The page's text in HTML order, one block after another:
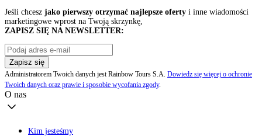
Jeśli chcesz jako pierwszy otrzymać najlepsze oferty i inne wiadomości
marketingowe wprost na Twoją skrzynkę,
ZAPISZ SIĘ NA NEWSLETTER:
Zapisz się
Administratorem Twoich danych jest Rainbow Tours S.A. Dowiedz się więcej o ochronie
Twoich danych oraz prawie i sposobie wycofania zgody.
O nas
Kim jesteśmy